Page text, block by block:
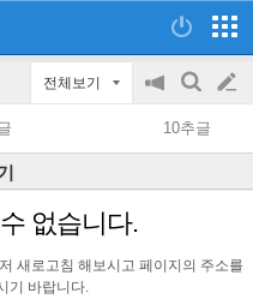
전체보기
공
지
on/off
검
색
글
쓰
기
10추글
없습니다.
새로고침 해보시고 페이지의 주소를
기 바랍니다.